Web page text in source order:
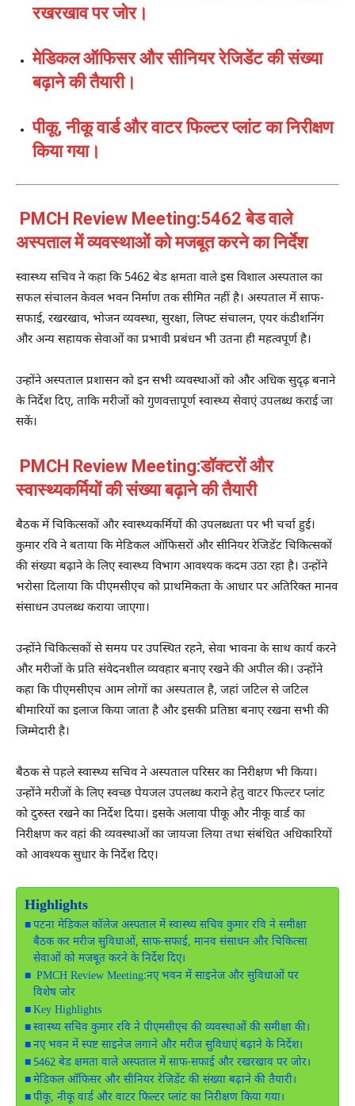
रखरखाव पर जोर।
मेडिकल ऑफिसर और सीनियर रेजिडेंट की संख्या
बढ़ाने की तैयारी।
पीकू, नीकू वार्ड और वाटर फिल्टर प्लांट का निरीक्षण
किया गया।
PMCH Review Meeting:5462 बेड वाले
अस्पताल में व्यवस्थाओं को मजबूत करने का निर्देश
स्वास्थ्य सचिव ने कहा कि 5462 बेड क्षमता वाले इस विशाल अस्पताल का
सफल संचालन केवल भवन निर्माण तक सीमित नहीं है। अस्पताल में साफ-
सफाई, रखरखाव, भोजन व्यवस्था, सुरक्षा, लिफ्ट संचालन, एयर कंडीशनिंग
और अन्य सहायक सेवाओं का प्रभावी प्रबंधन भी उतना ही महत्वपूर्ण है।
उन्होंने अस्पताल प्रशासन को इन सभी व्यवस्थाओं को और अधिक सुदृढ़ बनाने
के निर्देश दिए, ताकि मरीजों को गुणवत्तापूर्ण स्वास्थ्य सेवाएं उपलब्ध कराई जा
सकें।
PMCH Review Meeting:डॉक्टरों और
स्वास्थ्यकर्मियों की संख्या बढ़ाने की तैयारी
बैठक में चिकित्सकों और स्वास्थ्यकर्मियों की उपलब्धता पर भी चर्चा हुई।
कुमार रवि ने बताया कि मेडिकल ऑफिसरों और सीनियर रेजिडेंट चिकित्सकों
की संख्या बढ़ाने के लिए स्वास्थ्य विभाग आवश्यक कदम उठा रहा है। उन्होंने
भरोसा दिलाया कि पीएमसीएच को प्राथमिकता के आधार पर अतिरिक्त मानव
संसाधन उपलब्ध कराया जाएगा।
उन्होंने चिकित्सकों से समय पर उपस्थित रहने, सेवा भावना के साथ कार्य करने
और मरीजों के प्रति संवेदनशील व्यवहार बनाए रखने की अपील की। उन्होंने
कहा कि पीएमसीएच आम लोगों का अस्पताल है, जहां जटिल से जटिल
बीमारियों का इलाज किया जाता है और इसकी प्रतिष्ठा बनाए रखना सभी की
जिम्मेदारी है।
बैठक से पहले स्वास्थ्य सचिव ने अस्पताल परिसर का निरीक्षण भी किया।
उन्होंने मरीजों के लिए स्वच्छ पेयजल उपलब्ध कराने हेतु वाटर फिल्टर प्लांट
को दुरुस्त रखने का निर्देश दिया। इसके अलावा पीकू और नीकू वार्ड का
निरीक्षण कर वहां की व्यवस्थाओं का जायजा लिया तथा संबंधित अधिकारियों
को आवश्यक सुधार के निर्देश दिए।
Highlights
पटना मेडिकल कॉलेज अस्पताल में स्वास्थ्य सचिव कुमार रवि ने समीक्षा
बैठक कर मरीज सुविधाओं, साफ-सफाई, मानव संसाधन और चिकित्सा
सेवाओं को मजबूत करने के निर्देश दिए।
PMCH Review Meeting:नए भवन में साइनेज और सुविधाओं पर
विशेष जोर
Key Highlights
स्वास्थ्य सचिव कुमार रवि ने पीएमसीएच की व्यवस्थाओं की समीक्षा की।
नए भवन में स्पष्ट साइनेज लगाने और मरीज सुविधाएं बढ़ाने के निर्देश।
5462 बेड क्षमता वाले अस्पताल में साफ-सफाई और रखरखाव पर जोर।
मेडिकल ऑफिसर और सीनियर रेजिडेंट की संख्या बढ़ाने की तैयारी।
पीकू, नीकू वार्ड और वाटर फिल्टर प्लांट का निरीक्षण किया गया।